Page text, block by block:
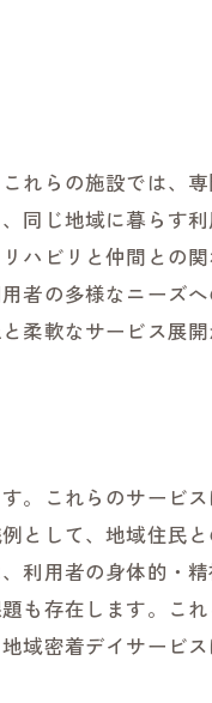
れらの施設では、
同じ地域に暮らす
ハビリと仲間との
者の多様なニーズ
柔軟なサービス展開
。これらのサービ
として、地域住民
利用者の身体的・
も存在します。こ
域密着デイサービ